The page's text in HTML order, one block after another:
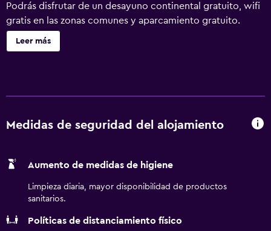
Podrás disfrutar de un desayuno continental gratuito, wifi
gratis en las zonas comunes y aparcamiento gratuito.
Otras instalaciones incluyen un centro de negocios
disponible las 24 horas, una cafetería y café o té en las
cama de doble y mesa de comedor. Las camas están
clientes elegir el tipo de almohada. Se ofrece una
suscripción. En este hotel de 3 estrellas, los alojamientos
de cocina, microondas y comedor independiente. Los
Leer más
Medidas de seguridad del alojamiento
Aumento de medidas de higiene
Limpieza diaria, mayor disponibilidad de productos
sanitarios.
Políticas de distanciamiento físico